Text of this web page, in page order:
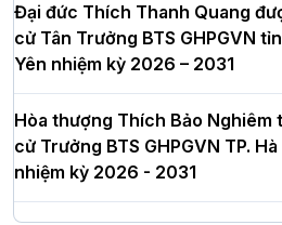
Đại đức Thích Thanh Quang
cử Tân Trưởng BTS GHPGVN
Yên nhiệm kỳ 2026 – 2031
Hòa thượng Thích Bảo Nghiêm
cử Trưởng BTS GHPGVN TP. Hà
nhiệm kỳ 2026 - 2031